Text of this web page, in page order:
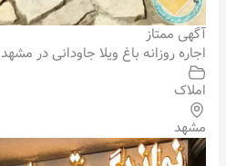
آگهی ممتاز
اجاره روزانه باغ ویلا جاودانی در مشهد
املاک
مشهد